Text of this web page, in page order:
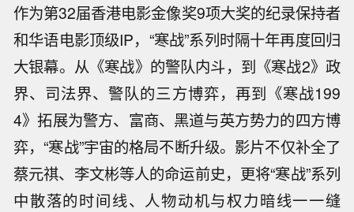
作为第32届香港电影金像奖9项大奖的纪录保持者
和华语电影顶级IP，“寒战”系列时隔十年再度回归
大银幕。从《寒战》的警队内斗，到《寒战2》政
界、司法界、警队的三方博弈，再到《寒战199
4》拓展为警方、富商、黑道与英方势力的四方博
弈，“寒战”宇宙的格局不断升级。影片不仅补全了
蔡元祺、李文彬等人的命运前史，更将“寒战”系列
中散落的时间线、人物动机与权力暗线一一缝